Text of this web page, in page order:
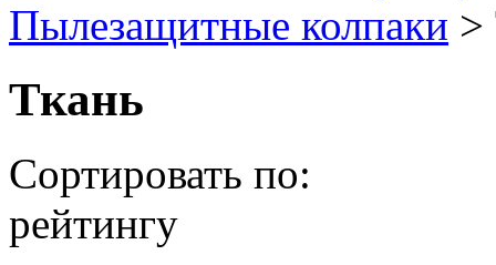
Пылезащитные колпаки >
Ткань
Сортировать по:
рейтингу